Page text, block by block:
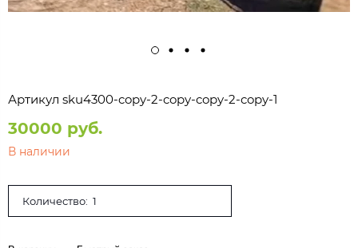
Артикул sku4300-copy-2-copy-copy-2-copy-1
30000 руб.
В наличии
Количество: